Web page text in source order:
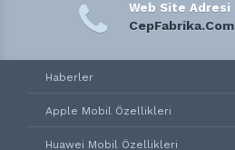
Web Site Adresi
CepFabrika.Com
Haberler
Apple Mobil Özellikleri
Huawei Mobil Özellikleri